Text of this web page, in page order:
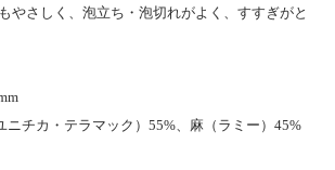
やさしく、泡立ち・泡切れがよく、すすぎがと
ニチカ・テラマック）55%、麻（ラミー）45%